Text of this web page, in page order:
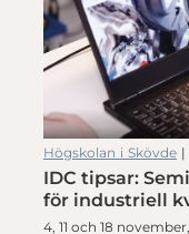
Högskolan i Skövde |
IDC tipsar:
för industriell
4, 11 och 18